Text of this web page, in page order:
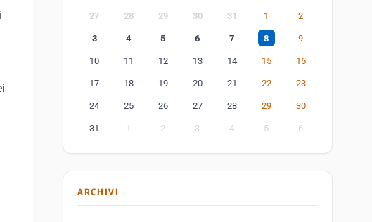
27 28 29 30 31 1 2
3 4 5 6 7 8 9
10 11 12 13 14 15 16
17 18 19 20 21 22 23
24 25 26 27 28 29 30
31 1 2 3 4 5 6
ARCHIVI